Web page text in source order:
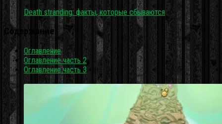
Death stranding: факты, которые сбываются
Содержание
Оглавление
Оглавление часть 2
Оглавление часть 3